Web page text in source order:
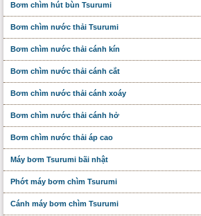
Bơm chìm hút bùn Tsurumi
Bơm chìm nước thải Tsurumi
Bơm chìm nước thải cánh kín
Bơm chìm nước thải cánh cắt
Bơm chìm nước thải cánh xoáy
Bơm chìm nước thải cánh hở
Bơm chìm nước thải áp cao
Máy bơm Tsurumi bãi nhật
Phớt máy bơm chìm Tsurumi
Cánh máy bơm chìm Tsurumi